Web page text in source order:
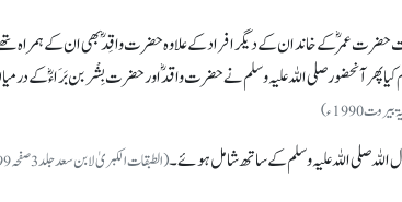
عمرؓ کے خاندان کے دیگر افراد کے علاوہ حضرت واقِدؓ بھی ان کے ہمراہ
پھر آنحضور صلی اللہ علیہ وسلم نے حضرت واقدؓ اور حضرت بِشْر بن بَرَاءؓ کے
صلی اللہ علیہ وسلم کے ساتھ شامل ہوئے۔